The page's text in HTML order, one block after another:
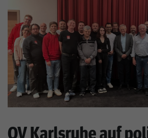
OV Karlsruhe auf